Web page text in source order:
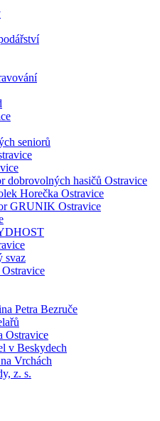
seniorů
dobrovolných hasičů Ostravice
Horečka Ostravice
GRUNIK Ostravice
svaz
Petra Bezruče
Ostravice
v Beskydech
Vrchách
z. s.